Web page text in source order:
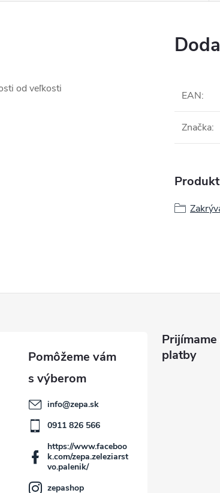
od veľkosti
EAN:
Značka:
info@zepa.sk
0911 826 566
https://www.faceboo
k.com/zepa.zeleziarst
vo.palenik/
zepashop
platby